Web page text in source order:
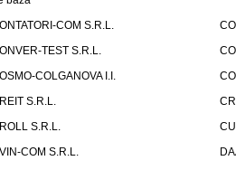
COM S.R.L.
TEST S.R.L.
COLGANOVA I.I.
S.R.L.
S.R.L.
COM S.R.L.